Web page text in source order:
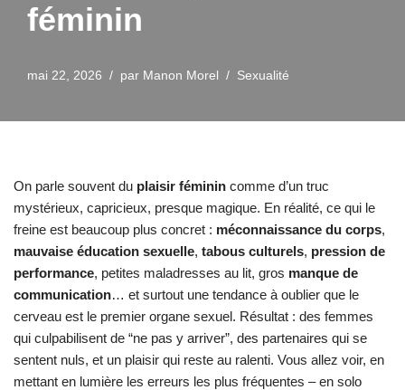
féminin
mai 22, 2026 par Manon Morel Sexualité
On parle souvent du plaisir féminin comme d’un truc
mystérieux, capricieux, presque magique. En réalité, ce qui le
freine est beaucoup plus concret : méconnaissance du corps,
mauvaise éducation sexuelle, tabous culturels, pression de
performance, petites maladresses au lit, gros manque de
communication… et surtout une tendance à oublier que le
cerveau est le premier organe sexuel. Résultat : des femmes
qui culpabilisent de “ne pas y arriver”, des partenaires qui se
sentent nuls, et un plaisir qui reste au ralenti. Vous allez voir, en
mettant en lumière les erreurs les plus fréquentes – en solo